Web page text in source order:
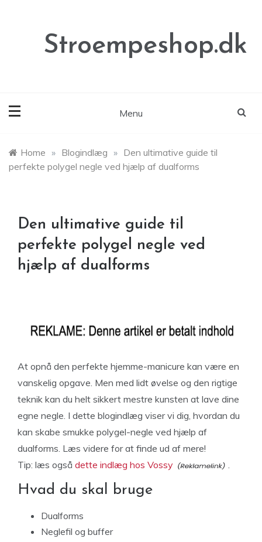
Stroempeshop.dk
Menu
Home » Blogindlæg » Den ultimative guide til
perfekte polygel negle ved hjælp af dualforms
Den ultimative guide til
perfekte polygel negle ved
hjælp af dualforms
At opnå den perfekte hjemme-manicure kan være en
vanskelig opgave. Men med lidt øvelse og den rigtige
teknik kan du helt sikkert mestre kunsten at lave dine
egne negle. I dette blogindlæg viser vi dig, hvordan du
kan skabe smukke polygel-negle ved hjælp af
dualforms. Læs videre for at finde ud af mere!
Tip: læs også dette indlæg hos Vossy .
Hvad du skal bruge
Dualforms
Neglefil og buffer